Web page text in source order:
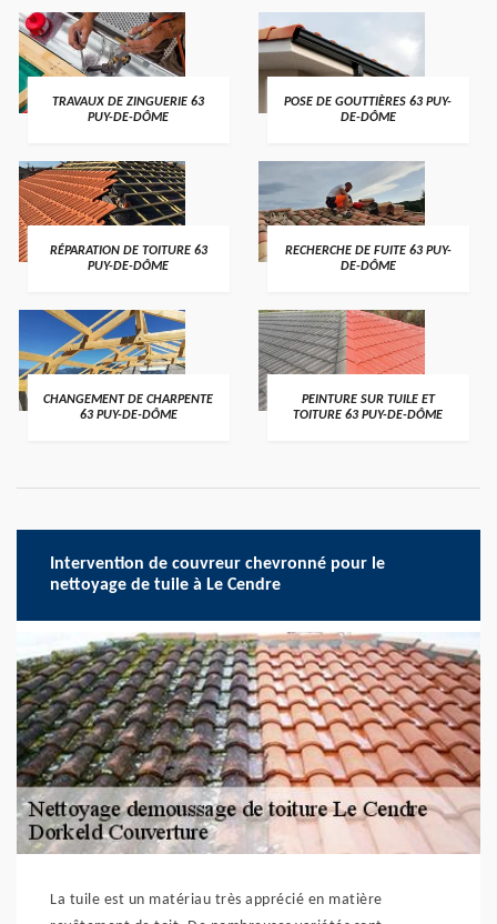
TRAVAUX DE ZINGUERIE 63
PUY-DE-DÔME
POSE DE GOUTTIÈRES 63 PUY-
DE-DÔME
RÉPARATION DE TOITURE 63
PUY-DE-DÔME
RECHERCHE DE FUITE 63 PUY-
DE-DÔME
CHANGEMENT DE CHARPENTE
63 PUY-DE-DÔME
PEINTURE SUR TUILE ET
TOITURE 63 PUY-DE-DÔME
Intervention de couvreur chevronné pour le
nettoyage de tuile à Le Cendre
La tuile est un matériau très apprécié en matière